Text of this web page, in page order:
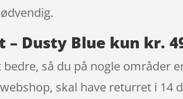
Dusty Blue kun kr.
så du på nogle områder
skal have returret i 14